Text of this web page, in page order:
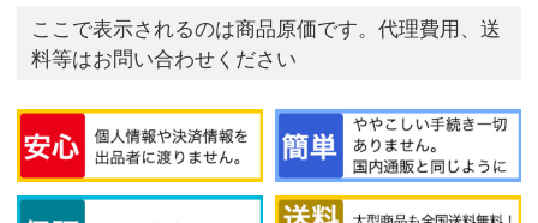
ここで表示されるのは商品原価です。代理費用、送
料等はお問い合わせください